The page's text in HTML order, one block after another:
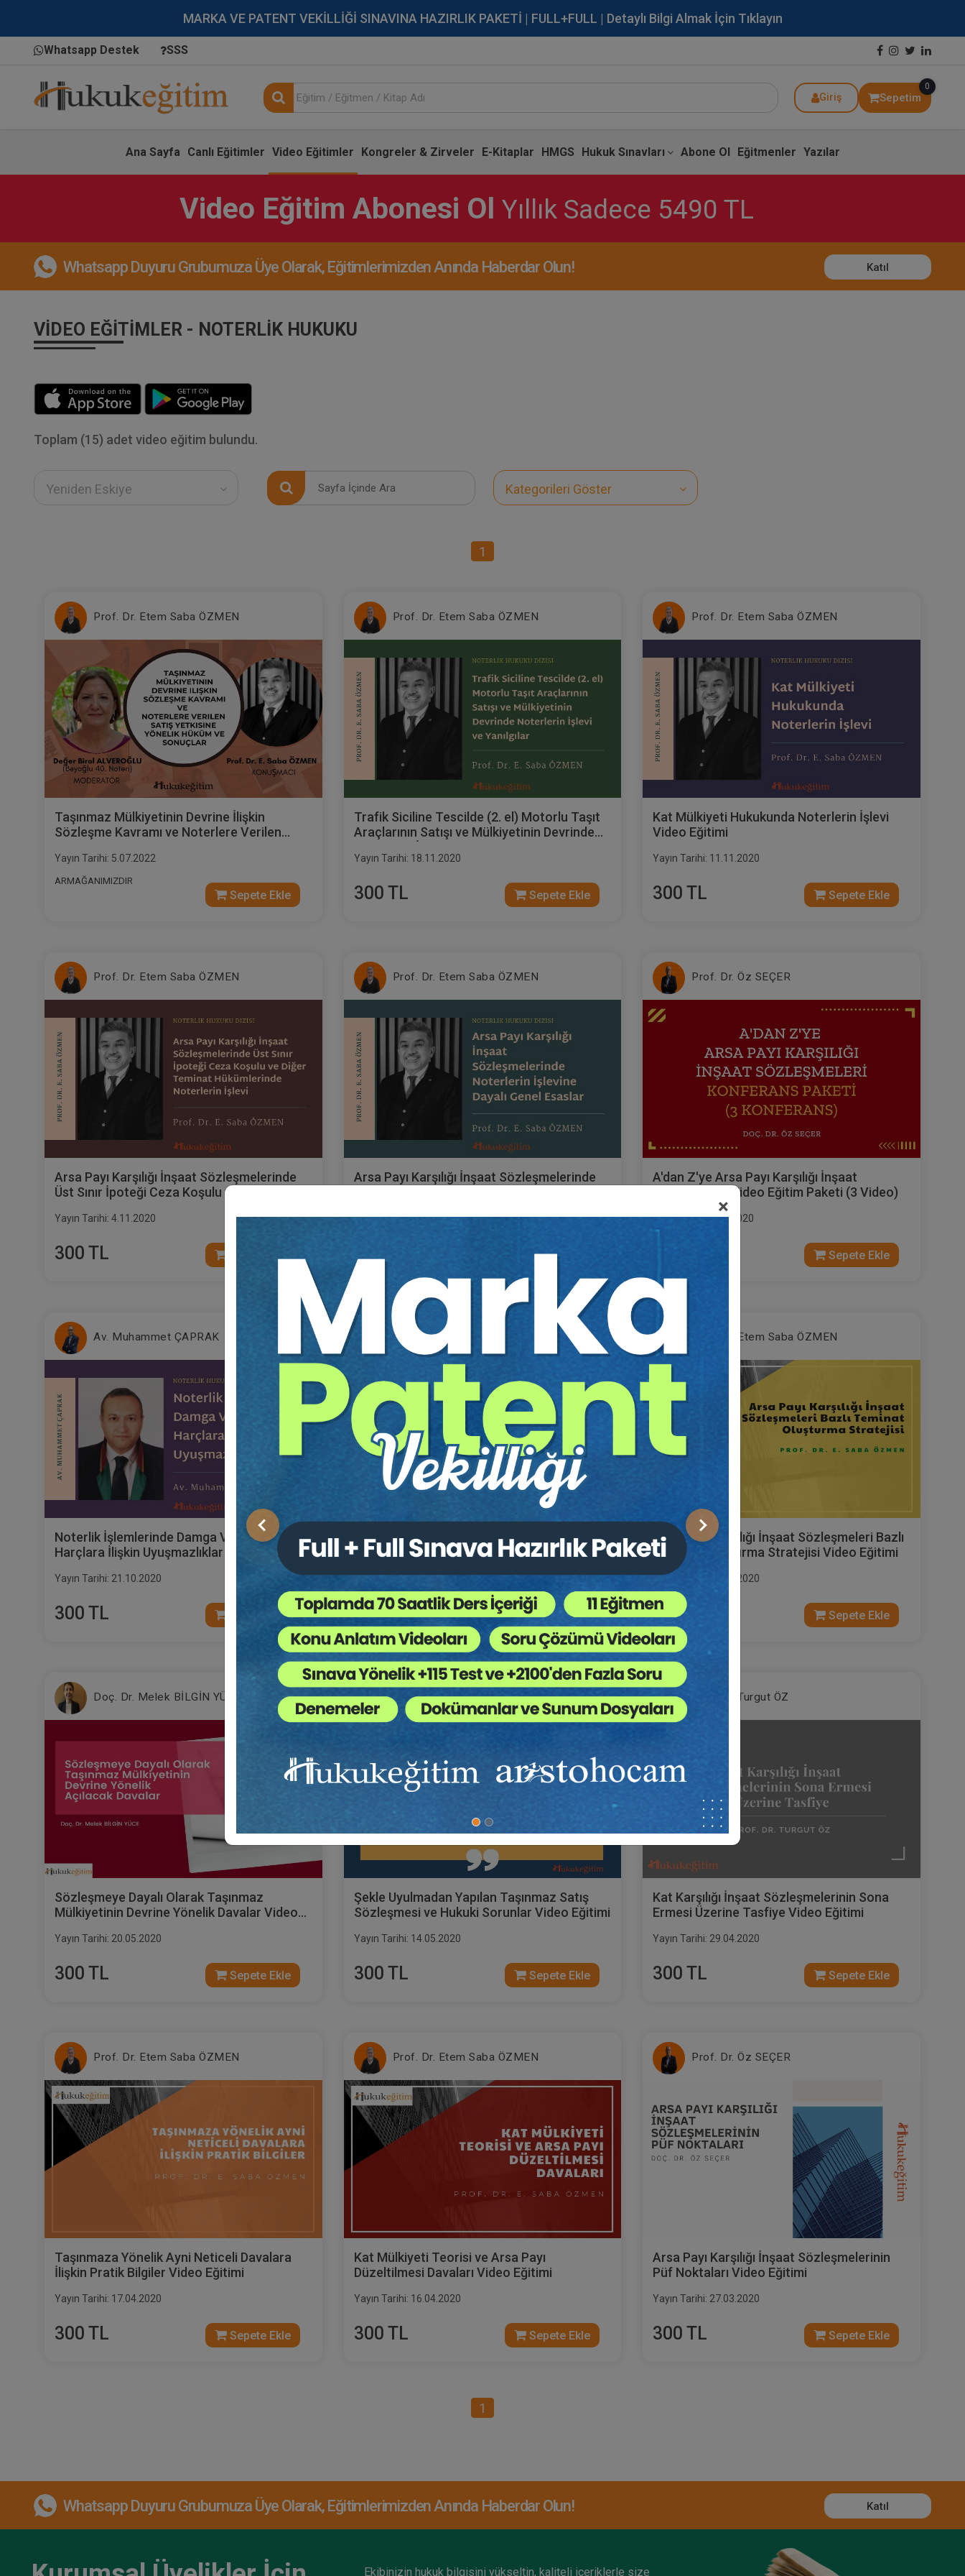
MARKA VE PATENT VEKİLLİĞİ SINAVINA HAZIRLIK PAKETİ | FULL+FULL | Detaylı Bilgi Almak İçin Tıklayın
Whatsapp Destek SSS
Giriş Sepetim
0
Ana Sayfa Canlı Eğitimler Video Eğitimler Kongreler & Zirveler E-Kitaplar HMGS Hukuk Sınavları Abone Ol Eğitmenler Yazılar
×
Önceki Sonraki
Video Eğitim Abonesi Ol Yıllık Sadece 5490 TL
Whatsapp Duyuru Grubumuza Üye Olarak, Eğitimlerimizden Anında Haberdar Olun! Katıl
VIDEO EĞITIMLER - NOTERLIK HUKUKU
Toplam (15) adet video eğitim bulundu.
Yeniden Eskiye Kategorileri Göster
1
Prof. Dr. Etem Saba ÖZMEN
Taşınmaz Mülkiyetinin Devrine İlişkin
Sözleşme Kavramı ve Noterlere Verilen
Video Eğitimi
Yayın Tarihi: 5.07.2022
ARMAĞANIMIZDIR
Sepete Ekle
Prof. Dr. Etem Saba ÖZMEN
Trafik Siciline Tescilde (2. el) Motorlu Taşıt
Araçlarının Satışı ve Mülkiyetinin Devrinde
Yayın Tarihi: 18.11.2020
300 TL Sepete Ekle
Prof. Dr. Etem Saba ÖZMEN
Kat Mülkiyeti Hukukunda Noterlerin İşlevi
Video Eğitimi
Yayın Tarihi: 11.11.2020
300 TL Sepete Ekle
Prof. Dr. Etem Saba ÖZMEN
Arsa Payı Karşılığı İnşaat Sözleşmelerinde
Üst Sınır İpoteği Ceza Koşulu ve Diğer
Yayın Tarihi: 4.11.2020
300 TL Sepete Ekle
Prof. Dr. Etem Saba ÖZMEN
Arsa Payı Karşılığı İnşaat Sözleşmelerinde
Yayın Tarihi: 28.10.2020
300 TL Sepete Ekle
Prof. Dr. Öz SEÇER
A'dan Z'ye Arsa Payı Karşılığı İnşaat
Sözleşmeleri Video Eğitim Paketi (3 Video)
Yayın Tarihi: 7.10.2020
900 TL Sepete Ekle
Av. Muhammet ÇAPRAK
Noterlik İşlemlerinde Damga Vergisi ve
Harçlara İlişkin Uyuşmazlıklar
Yayın Tarihi: 21.10.2020
300 TL Sepete Ekle
Prof. Dr. Öz SEÇER
A'dan Z'ye Arsa Payı Karşılığı İnşaat
Sözleşmeleri Video Eğitim Paketi (2 Video)
Yayın Tarihi: 28.05.2020
600 TL Sepete Ekle
Prof. Dr. Etem Saba ÖZMEN
Arsa Payı Karşılığı İnşaat Sözleşmeleri Bazlı
Teminat Oluşturma Stratejisi Video Eğitimi
Yayın Tarihi: 22.05.2020
300 TL Sepete Ekle
Doç. Dr. Melek BİLGİN YÜCE
Sözleşmeye Dayalı Olarak Taşınmaz
Mülkiyetinin Devrine Yönelik Davalar Video
Yayın Tarihi: 20.05.2020
300 TL Sepete Ekle
Prof. Dr. Murat TOPUZ
Şekle Uyulmadan Yapılan Taşınmaz Satış
Sözleşmesi ve Hukuki Sorunlar Video Eğitimi
Yayın Tarihi: 14.05.2020
300 TL Sepete Ekle
Prof. Dr. Turgut ÖZ
Kat Karşılığı İnşaat Sözleşmelerinin Sona
Ermesi Üzerine Tasfiye Video Eğitimi
Yayın Tarihi: 29.04.2020
300 TL Sepete Ekle
Prof. Dr. Etem Saba ÖZMEN
Taşınmaza Yönelik Ayni Neticeli Davalara
İlişkin Pratik Bilgiler Video Eğitimi
Yayın Tarihi: 17.04.2020
300 TL Sepete Ekle
Prof. Dr. Etem Saba ÖZMEN
Kat Mülkiyeti Teorisi ve Arsa Payı
Düzeltilmesi Davaları Video Eğitimi
Yayın Tarihi: 16.04.2020
300 TL Sepete Ekle
Prof. Dr. Öz SEÇER
Arsa Payı Karşılığı İnşaat Sözleşmelerinin
Püf Noktaları Video Eğitimi
Yayın Tarihi: 27.03.2020
300 TL Sepete Ekle
1
Whatsapp Duyuru Grubumuza Üye Olarak, Eğitimlerimizden Anında Haberdar Olun! Katıl
Ekibinizin hukuk bilgisini yükseltin, kaliteli içeriklerle size